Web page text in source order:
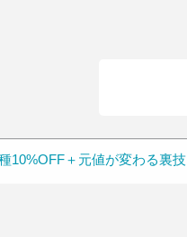
10%OFF＋元値が変わる裏技